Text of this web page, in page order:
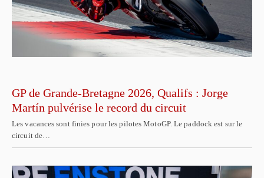
GP de Grande-Bretagne 2026, Qualifs : Jorge
Martín pulvérise le record du circuit
Les vacances sont finies pour les pilotes MotoGP. Le paddock est sur le
circuit de…